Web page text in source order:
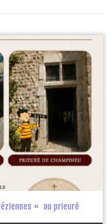
« au prieuré